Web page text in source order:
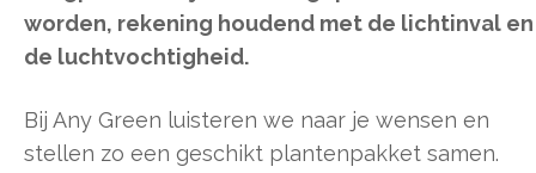
worden, rekening houdend met de lichtinval en
de luchtvochtigheid.
Bij Any Green luisteren we naar je wensen en
stellen zo een geschikt plantenpakket samen.